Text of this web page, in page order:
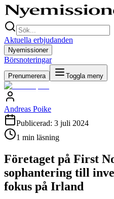
Aktuella erbjudanden
Nyemissioner
Börsnoteringar
Prenumerera Toggla meny
Andreas Poike
Publicerad: 3 juli 2024
1 min läsning
Företaget på First
sophantering till
fokus på Irland